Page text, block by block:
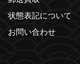
状態表記について
お問い合わせ